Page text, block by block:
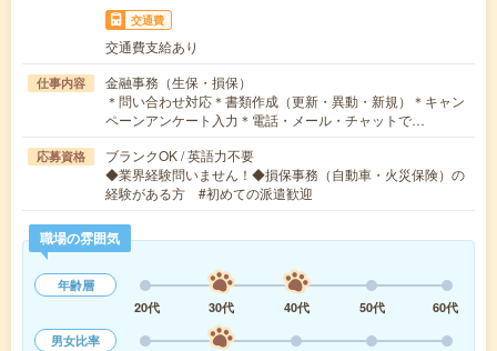
交通費
交通費支給あり
仕事内容
金融事務（生保・損保）
＊問い合わせ対応＊書類作成（更新・異動・新規）＊キャン
ペーンアンケート入力＊電話・メール・チャットで…
応募資格
ブランクOK / 英語力不要
◆業界経験問いません！◆損保事務（自動車・火災保険）の
経験がある方 #初めての派遣歓迎
職場の雰囲気
年齢層
20代
30代 40代 50代
60代
男女比率